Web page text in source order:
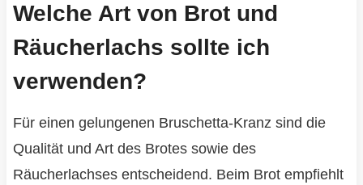
Welche Art von Brot und
Räucherlachs sollte ich
verwenden?
Für einen gelungenen Bruschetta-Kranz sind die
Qualität und Art des Brotes sowie des
Räucherlachses entscheidend. Beim Brot empfiehlt